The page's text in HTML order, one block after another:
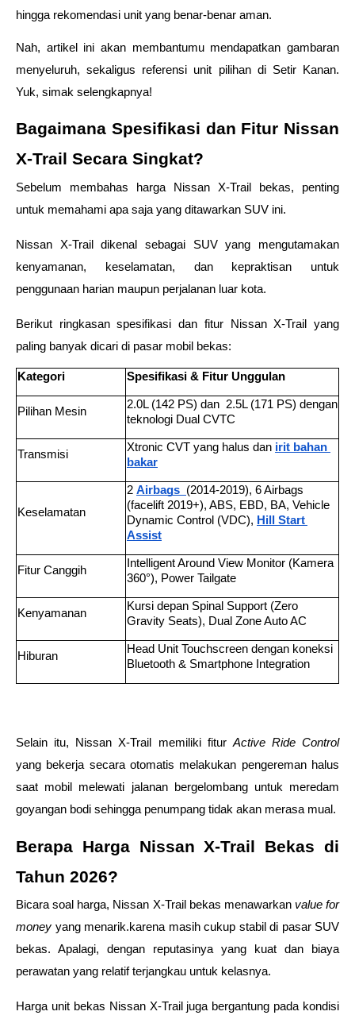
hingga rekomendasi unit yang benar-benar aman.
Nah, artikel ini akan membantumu mendapatkan gambaran
menyeluruh, sekaligus referensi unit pilihan di Setir Kanan.
Yuk, simak selengkapnya!
Bagaimana Spesifikasi dan Fitur Nissan
X-Trail Secara Singkat?
Sebelum membahas harga Nissan X-Trail bekas, penting
untuk memahami apa saja yang ditawarkan SUV ini.
Nissan X-Trail dikenal sebagai SUV yang mengutamakan
kenyamanan, keselamatan, dan kepraktisan untuk
penggunaan harian maupun perjalanan luar kota.
Berikut ringkasan spesifikasi dan fitur Nissan X-Trail yang
paling banyak dicari di pasar mobil bekas:
Kategori Spesifikasi & Fitur Unggulan
Pilihan Mesin
2.0L (142 PS) dan  2.5L (171 PS) dengan
teknologi Dual CVTC
Transmisi
Xtronic CVT yang halus dan irit bahan
bakar
Keselamatan
2 Airbags (2014-2019), 6 Airbags
(facelift 2019+), ABS, EBD, BA, Vehicle
Dynamic Control (VDC), Hill Start
Assist
Fitur Canggih
Intelligent Around View Monitor (Kamera
360°), Power Tailgate
Kenyamanan
Kursi depan Spinal Support (Zero
Gravity Seats), Dual Zone Auto AC
Hiburan
Head Unit Touchscreen dengan koneksi
Bluetooth & Smartphone Integration
Selain itu, Nissan X-Trail memiliki fitur
Active Ride Control
yang bekerja secara otomatis melakukan pengereman halus
saat mobil melewati jalanan bergelombang untuk meredam
goyangan bodi sehingga penumpang tidak akan merasa mual.
Berapa Harga Nissan X-Trail Bekas di
Tahun 2026?
Bicara soal harga, Nissan X-Trail bekas menawarkan value for
money yang menarik.karena masih cukup stabil di pasar SUV
bekas. Apalagi, dengan reputasinya yang kuat dan biaya
perawatan yang relatif terjangkau untuk kelasnya.
Harga unit bekas Nissan X-Trail juga bergantung pada kondisi